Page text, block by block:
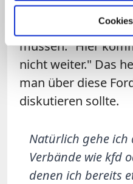
Zusammenarbeit
aber auch Punkte,
müssen: "Hier
nicht weiter." Das
man über diese
diskutieren sollte.
Natürlich gehe ich
Verbände wie kfd
denen ich bereits